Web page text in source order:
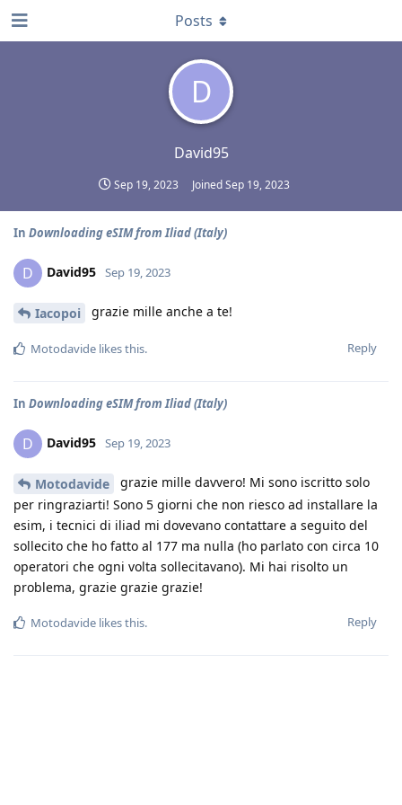
D
David95
Sep 19, 2023 JoinedSep 19, 2023
Posts
In Downloading eSIM from Iliad (Italy)
D David95 Sep 19, 2023
Iacopoi grazie mille anche a te!
Reply
Motodavide likes this.
In Downloading eSIM from Iliad (Italy)
D David95 Sep 19, 2023
Motodavide
grazie mille davvero! Mi sono iscritto solo
per ringraziarti! Sono 5 giorni che non riesco ad installare la
esim, i tecnici di iliad mi dovevano contattare a seguito del
sollecito che ho fatto al 177 ma nulla (ho parlato con circa 10
operatori che ogni volta sollecitavano). Mi hai risolto un
problema, grazie grazie grazie!
Reply
Motodavide likes this.